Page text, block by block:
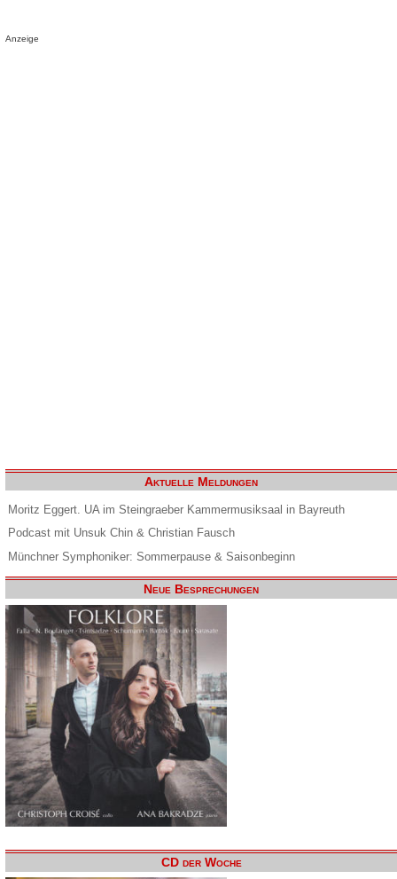
Anzeige
Aktuelle Meldungen
Moritz Eggert. UA im Steingraeber Kammermusiksaal in Bayreuth
Podcast mit Unsuk Chin & Christian Fausch
Münchner Symphoniker: Sommerpause & Saisonbeginn
Neue Besprechungen
CD der Woche